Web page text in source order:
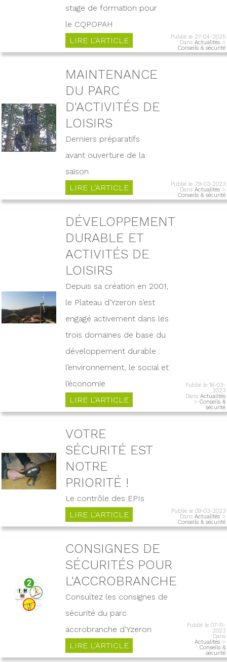
stage de formation pour
le CQPOPAH
LIRE L'ARTICLE
Publié le 27-04-2025
Dans Actualités >
Conseils & sécurité
MAINTENANCE
DU PARC
D'ACTIVITÉS DE
LOISIRS
Derniers préparatifs
avant ouverture de la
saison
LIRE L'ARTICLE
Publié le 29-03-2023
Dans Actualités >
Conseils & sécurité
DÉVELOPPEMENT
DURABLE ET
ACTIVITÉS DE
LOISIRS
Depuis sa création en 2001,
le Plateau d’Yzeron s’est
engagé activement dans les
trois domaines de base du
développement durable :
l’environnement, le social et
l’économie
LIRE L'ARTICLE
Publié le 16-03-
2023
Dans Actualités
> Conseils &
sécurité
VOTRE
SÉCURITÉ EST
NOTRE
PRIORITÉ !
Le contrôle des EPIs
LIRE L'ARTICLE
Publié le 09-03-2023
Dans Actualités >
Conseils & sécurité
CONSIGNES DE
SÉCURITÉS POUR
L'ACCROBRANCHE
Consultez les consignes de
sécurité du parc
accrobranche d'Yzeron
LIRE L'ARTICLE
Publié le 07-11-
2023
Dans
Actualités >
Conseils &
sécurité